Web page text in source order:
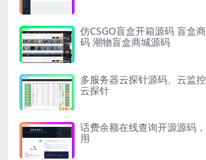
仿CSGO盲盒开箱源码 盲盒
码 潮物盲盒商城源码
多服务器云探针源码、云监控
云探针
话费余额在线查询开源源码
用